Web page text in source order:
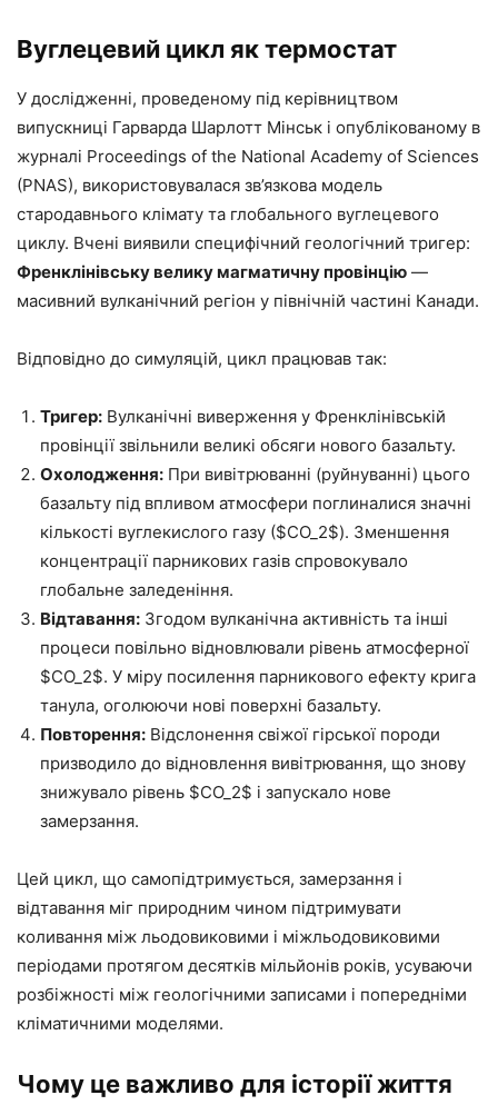
Вуглецевий цикл як термостат
У дослідженні, проведеному під керівництвом
випускниці Гарварда Шарлотт Мінськ і опублікованому в
журналі Proceedings of the National Academy of Sciences
(PNAS), використовувалася зв’язкова модель
стародавнього клімату та глобального вуглецевого
циклу. Вчені виявили специфічний геологічний тригер:
Френклінівську велику магматичну провінцію —
масивний вулканічний регіон у північній частині Канади.
Відповідно до симуляцій, цикл працював так:
Тригер: Вулканічні виверження у Френклінівській
провінції звільнили великі обсяги нового базальту.
Охолодження: При вивітрюванні (руйнуванні) цього
базальту під впливом атмосфери поглиналися значні
кількості вуглекислого газу ($CO_2$). Зменшення
концентрації парникових газів спровокувало
глобальне заледеніння.
Відтавання: Згодом вулканічна активність та інші
процеси повільно відновлювали рівень атмосферної
$CO_2$. У міру посилення парникового ефекту крига
танула, оголюючи нові поверхні базальту.
Повторення: Відслонення свіжої гірської породи
призводило до відновлення вивітрювання, що знову
знижувало рівень $CO_2$ і запускало нове
замерзання.
Цей цикл, що самопідтримується, замерзання і
відтавання міг природним чином підтримувати
коливання між льодовиковими і міжльодовиковими
періодами протягом десятків мільйонів років, усуваючи
розбіжності між геологічними записами і попередніми
кліматичними моделями.
Чому це важливо для історії життя